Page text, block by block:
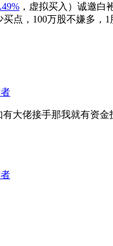
， 虚拟买入 ） 诚邀白
点，100万股不嫌多，
大佬接手那我就有资金